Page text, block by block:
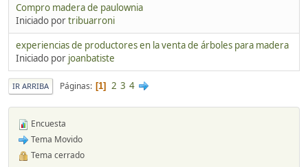
Compro madera de paulownia
Iniciado portribuarroni
experiencias de productores en la venta de árboles para madera
Iniciado por joanbatiste
IR ARRIBA Páginas 1 2 3 4
Encuesta
Tema Movido
Tema cerrado